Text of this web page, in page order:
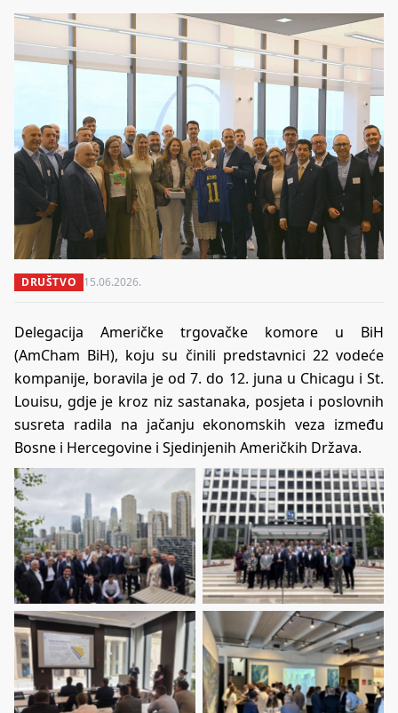
DRUŠTVO 15.06.2026.
Delegacija Američke trgovačke komore u BiH
(AmCham BiH), koju su činili predstavnici 22 vodeće
kompanije, boravila je od 7. do 12. juna u Chicagu i St.
Louisu, gdje je kroz niz sastanaka, posjeta i poslovnih
susreta radila na jačanju ekonomskih veza između
Bosne i Hercegovine i Sjedinjenih Američkih Država.